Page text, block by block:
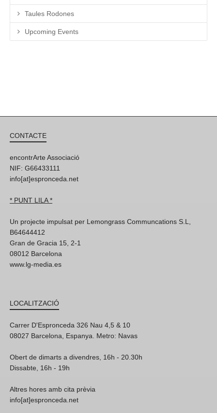
Taules Rodones
Upcoming Events
CONTACTE
encontrArte Associació
NIF: G66433111
info[at]espronceda.net
* PUNT LILA *
Un projecte impulsat per Lemongrass Communcations S.L,
B64644412
Gran de Gracia 15, 2-1
08012 Barcelona
www.lg-media.es
LOCALITZACIÓ
Carrer D'Espronceda 326 Nau 4,5 & 10
08027 Barcelona, Espanya. Metro: Navas
Obert de dimarts a divendres, 16h - 20.30h
Dissabte, 16h - 19h
Altres hores amb cita prèvia
info[at]espronceda.net